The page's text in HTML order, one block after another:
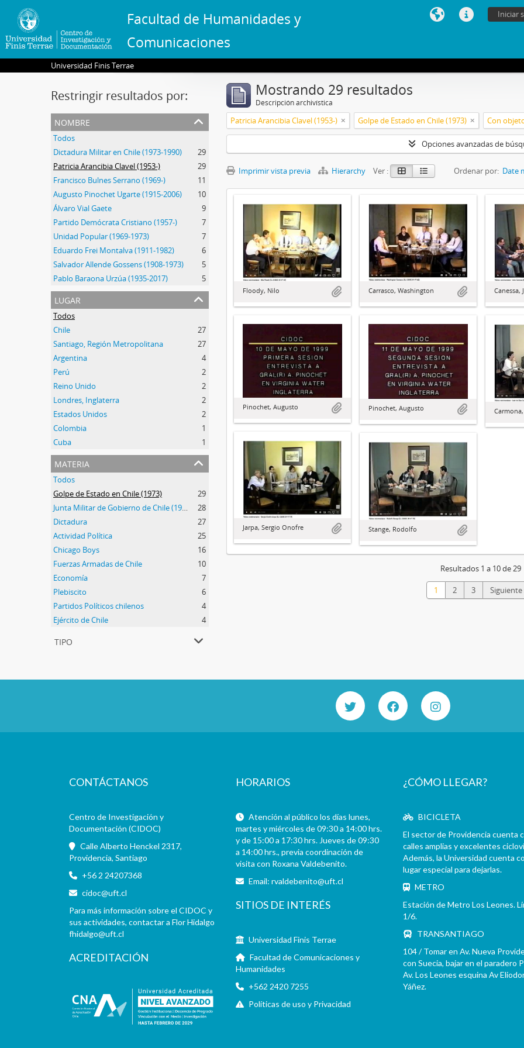
Facultad de Humanidades y
Comunicaciones
Iniciar
Universidad Finis Terrae
Restringir resultados por:
nombre
Todos
Dictadura Militar en Chile (1973-1990)
29
Patricia Arancibia Clavel (1953-)
29
Francisco Bulnes Serrano (1969-)
11
Augusto Pinochet Ugarte (1915-2006)
10
Álvaro Vial Gaete
9
Partido Demócrata Cristiano (1957-)
7
Unidad Popular (1969-1973)
7
Eduardo Frei Montalva (1911-1982)
6
Salvador Allende Gossens (1908-1973)
5
Pablo Baraona Urzúa (1935-2017)
5
lugar
Todos
Chile
27
Santiago, Región Metropolitana
27
Argentina
4
Perú
2
Reino Unido
2
Londres, Inglaterra
2
Estados Unidos
2
Colombia
1
Cuba
1
materia
Todos
Golpe de Estado en Chile (1973)
29
Junta Militar de Gobierno de Chile (1973-1990)
28
Dictadura
27
Actividad Política
25
Chicago Boys
16
Fuerzas Armadas de Chile
10
Economía
7
Plebiscito
6
Partidos Políticos chilenos
4
Ejército de Chile
4
tipo
Mostrando 29 resultados
Descripción archivística
Patricia Arancibia Clavel (1953-) Golpe de Estado en Chile (1973) Con
Opciones avanzadas de
Imprimir vista previa Hierarchy Ver : Ordenar por: Date
Floody, Nilo Carrasco, Washington Canessa,
Pinochet, Augusto Pinochet, Augusto
Jarpa, Sergio Onofre Stange, Rodolfo
Resultados 1 a 10 de 29
1 2 3 Siguiente
CONTÁCTANOS
Centro de Investigación y
Documentación (CIDOC)
Calle Alberto Henckel 2317,
Providencia, Santiago
+56 2 24207368
cidoc@uft.cl
Para más información sobre el CIDOC y
sus actividades, contactar a Flor Hidalgo
fhidalgo@uft.cl
ACREDITACIÓN
HORARIOS
Atención al público los días lunes,
martes y miércoles de 09:30 a 14:00 hrs.
y de 15:00 a 17:30 hrs. Jueves de 09:30
a 14:00 hrs., previa coordinación de
visita con Roxana Valdebenito.
Email:rvaldebenito@uft.cl
SITIOS DE INTERÉS
Universidad Finis Terrae
Facultad de Comunicaciones y
Humanidades
+562 2420 7255
Políticas de uso y Privacidad
¿CÓMO LLEGAR?
BICICLETA
El sector de Providencia cuenta
calles amplias y excelentes
Además, la Universidad cuenta
lugar especial para dejarlas.
METRO
Estación de Metro Los Leones.
1/6.
TRANSANTIAGO
104 / Tomar en Av. Nueva
con Suecia, bajar en el paradero
Av. Los Leones esquina Av
Yáñez.